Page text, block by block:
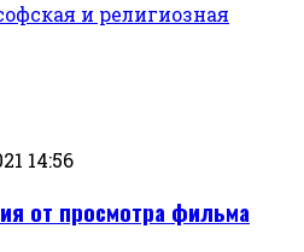
и религиозная
14:56
от просмотра фильма